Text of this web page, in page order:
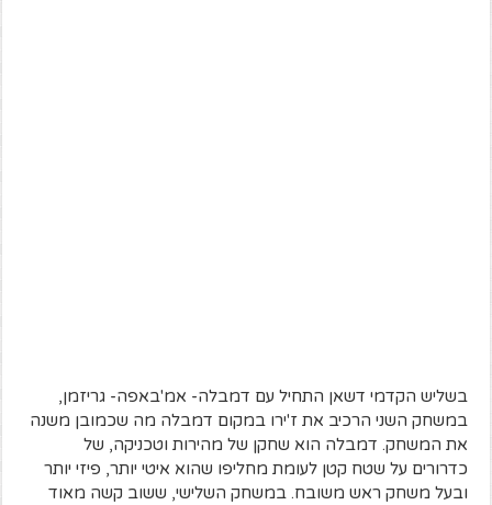
בשליש הקדמי דשאן התחיל עם דמבלה- אמ'באפה- גריזמן,
במשחק השני הרכיב את ז'ירו במקום דמבלה מה שכמובן משנה
את המשחק. דמבלה הוא שחקן של מהירות וטכניקה, של
כדרורים על שטח קטן לעומת מחליפו שהוא איטי יותר, פיזי יותר
ובעל משחק ראש משובח. במשחק השלישי, ששוב קשה מאוד